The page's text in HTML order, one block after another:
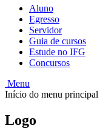
Aluno
Egresso
Servidor
Guia de cursos
Estude no IFG
Concursos
Menu
Início do menu principal
Logo